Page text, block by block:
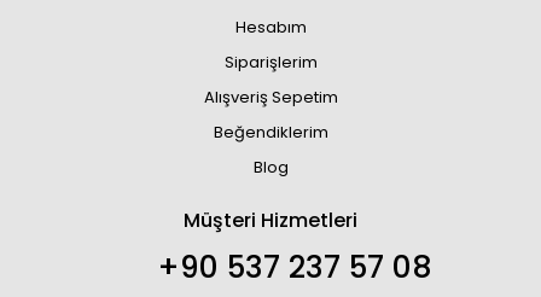
Hesabım
Siparişlerim
Alışveriş Sepetim
Beğendiklerim
Blog
Müşteri Hizmetleri
+90 537 237 57 08